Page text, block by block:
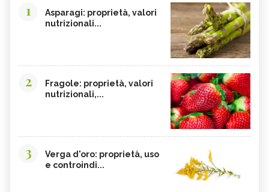
1
Asparagi: proprietà, valori
nutrizionali...
2
Fragole: proprietà, valori
nutrizionali,...
3
Verga d'oro: proprietà, uso
e controindi...